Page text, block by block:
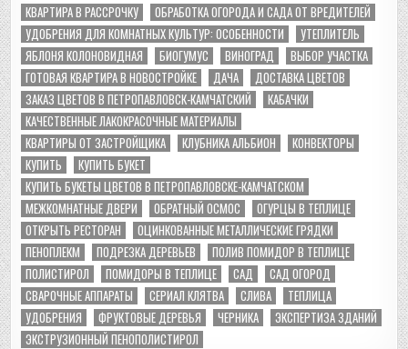
КВАРТИРА В РАССРОЧКУ
ОБРАБОТКА ОГОРОДА И САДА ОТ ВРЕДИТЕЛЕЙ
УДОБРЕНИЯ ДЛЯ КОМНАТНЫХ КУЛЬТУР: ОСОБЕННОСТИ
УТЕПЛИТЕЛЬ
ЯБЛОНЯ КОЛОНОВИДНАЯ
БИОГУМУС ВИНОГРАД
ВЫБОР УЧАСТКА
ГОТОВАЯ КВАРТИРА В НОВОСТРОЙКЕ
ДАЧА
ДОСТАВКА ЦВЕТОВ
ЗАКАЗ ЦВЕТОВ В ПЕТРОПАВЛОВСК-КАМЧАТСКИЙ
КАБАЧКИ
КАЧЕСТВЕННЫЕ ЛАКОКРАСОЧНЫЕ МАТЕРИАЛЫ
КВАРТИРЫ ОТ ЗАСТРОЙЩИКА
КЛУБНИКА АЛЬБИОН
КОНВЕКТОРЫ
КУПИТЬ
КУПИТЬ БУКЕТ
КУПИТЬ БУКЕТЫ ЦВЕТОВ В ПЕТРОПАВЛОВСКЕ-КАМЧАТСКОМ
МЕЖКОМНАТНЫЕ ДВЕРИ
ОБРАТНЫЙ ОСМОС
ОГУРЦЫ В ТЕПЛИЦЕ
ОТКРЫТЬ РЕСТОРАН
ОЦИНКОВАННЫЕ МЕТАЛЛИЧЕСКИЕ ГРЯДКИ
ПЕНОПЛЕКМ
ПОДРЕЗКА ДЕРЕВЬЕВ
ПОЛИВ ПОМИДОР В ТЕПЛИЦЕ
ПОЛИСТИРОЛ
ПОМИДОРЫ В ТЕПЛИЦЕ САД
САД ОГОРОД
СВАРОЧНЫЕ АППАРАТЫ
СЕРИАЛ КЛЯТВА СЛИВА
ТЕПЛИЦА
УДОБРЕНИЯ
ФРУКТОВЫЕ ДЕРЕВЬЯ ЧЕРНИКА
ЭКСПЕРТИЗА ЗДАНИЙ
ЭКСТРУЗИОННЫЙ ПЕНОПОЛИСТИРОЛ